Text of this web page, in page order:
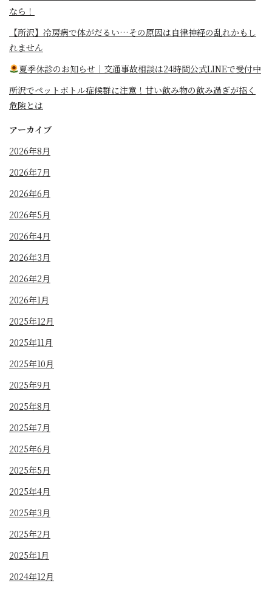
なら！
【所沢】冷房病で体がだるい…その原因は自律神経の乱れかもし
れません
夏季休診のお知らせ｜交通事故相談は24時間公式LINEで受付中
所沢でペットボトル症候群に注意！甘い飲み物の飲み過ぎが招く
危険とは
アーカイブ
2026年8月
2026年7月
2026年6月
2026年5月
2026年4月
2026年3月
2026年2月
2026年1月
2025年12月
2025年11月
2025年10月
2025年9月
2025年8月
2025年7月
2025年6月
2025年5月
2025年4月
2025年3月
2025年2月
2025年1月
2024年12月